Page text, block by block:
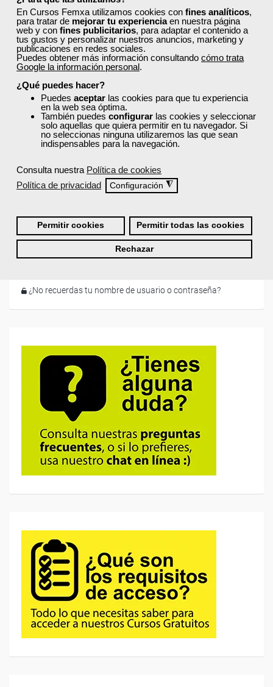
En Cursos Femxa utilizamos cookies con fines analíticos,
para tratar de mejorar tu experienciaen nuestra página
web y con fines publicitarios, para adaptar el contenido a
tus gustos y personalizar nuestros anuncios, marketing y
publicaciones en redes sociales.
Puedes obtener más información consultando cómo trata
Google la información personal.
¿Qué puedes hacer?
Puedes aceptar las cookies para que tu experiencia
en la web sea óptima.
También puedes configurar las cookies y seleccionar
solo aquellas que quiera permitir en tu navegador. Si
no seleccionas ninguna utilizaremos las que sean
indispensables para la navegación.
Consulta nuestra Política de cookies
Política de privacidad
Configuración ◮
Permitir cookies Permitir todas las cookies
Rechazar
¡Únete a la Comunidad Femxa!
Actualmente este curso está cerrado
y no hay plazas
disponibles.
Si todavía no tienes cuenta de usuario,
tu sector profesional y tus preferencias formativas. Si ya
estás registrado, inicia sesión a continuación y filtra tu
búsqueda para encontrar los cursos que se ajusten a tu
perfil.
Recordarme
Iniciar sesión
¿No recuerdas tu nombre de usuario o contraseña?